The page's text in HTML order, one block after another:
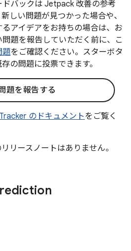
バックは Jetpack 改善の参考
しい問題が見つかった場合や、
アイデアをお持ちの場合は、お
題を報告していただく前に、こ
題をご確認ください。スターボタ
の問題に投票できます。
題を報告する
のドキュメントをご覧く
リースノートはありません。